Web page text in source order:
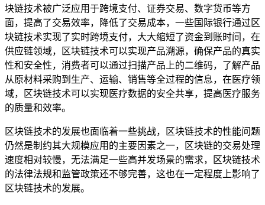
块链技术被广泛应用于跨境支付、证券交易、数字货币等方
面，提高了交易效率，降低了交易成本，一些国际银行通过区
块链技术实现了实时跨境支付，大大缩短了资金到账时间，在
供应链领域，区块链技术可以实现产品溯源，确保产品的真实
性和安全性，消费者可以通过扫描产品上的二维码，了解产品
从原材料采购到生产、运输、销售等全过程的信息，在医疗领
域，区块链技术可以实现医疗数据的安全共享，提高医疗服务
的质量和效率。
区块链技术的发展也面临着一些挑战，区块链技术的性能问题
仍然是制约其大规模应用的主要因素之一，区块链的交易处理
速度相对较慢，无法满足一些高并发场景的需求，区块链技术
的法律法规和监管政策还不够完善，这也在一定程度上影响了
区块链技术的发展。